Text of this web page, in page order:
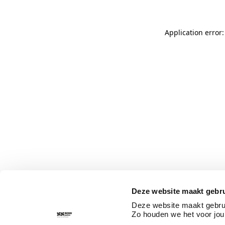
Deze website maakt
Deze website maakt
Zo houden we het voor
Application